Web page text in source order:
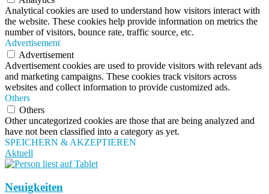
Analytical cookies are used to understand how visitors interact with
the website. These cookies help provide information on metrics the
number of visitors, bounce rate, traffic source, etc.
Advertisement
Advertisement
Advertisement cookies are used to provide visitors with relevant ads
and marketing campaigns. These cookies track visitors across
websites and collect information to provide customized ads.
Others
Others
Other uncategorized cookies are those that are being analyzed and
have not been classified into a category as yet.
SPEICHERN & AKZEPTIEREN
Aktuell
Neuigkeiten